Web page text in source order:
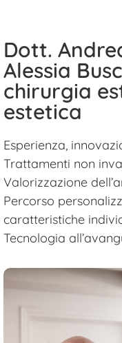
Dott.
Alessia
chirurgia
estetica
Esperienza,
Trattamenti non
Valorizzazione
Percorso
caratteristiche
Tecnologia